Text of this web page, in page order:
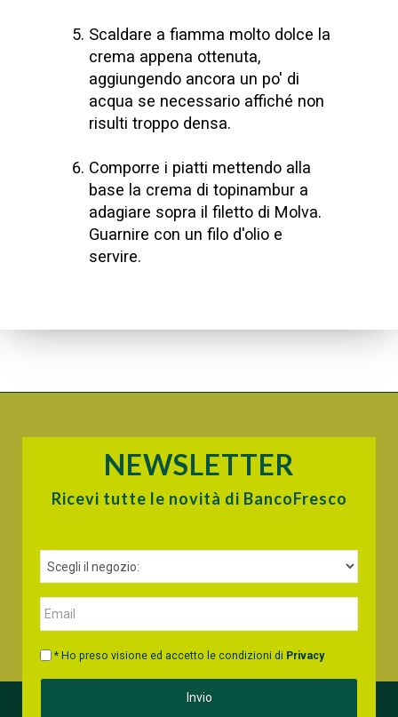
Scaldare a fiamma molto dolce la
crema appena ottenuta,
aggiungendo ancora un po' di
acqua se necessario affiché non
risulti troppo densa.
Comporre i piatti mettendo alla
base la crema di topinambur a
adagiare sopra il filetto di Molva.
Guarnire con un filo d'olio e
servire.
NEWSLETTER
Ricevi tutte le novità di BancoFresco
* Ho preso visione ed accetto le condizioni di Privacy